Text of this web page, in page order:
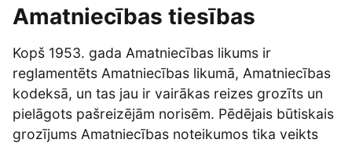
Amatniecības tiesības
Kopš 1953. gada Amatniecības likums ir
reglamentēts Amatniecības likumā, Amatniecības
kodeksā, un tas jau ir vairākas reizes grozīts un
pielāgots pašreizējām norisēm. Pēdējais būtiskais
grozījums Amatniecības noteikumos tika veikts